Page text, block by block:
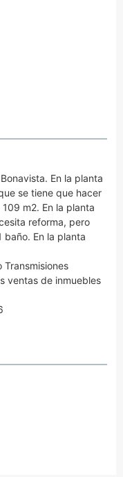
En la planta
se tiene que hacer
m2. En la planta
reforma, pero
En la planta
ventas de inmuebles